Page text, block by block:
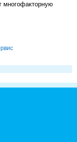
многофакторную